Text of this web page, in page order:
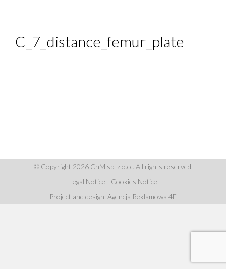
C_7_distance_femur_plate
© Copyright 2026 ChM sp. z o.o.. All rights reserved.
Legal Notice | Cookies Notice
Project and design: Agencja Reklamowa 4E